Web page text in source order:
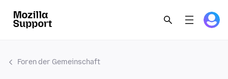
Foren der Gemeinschaft